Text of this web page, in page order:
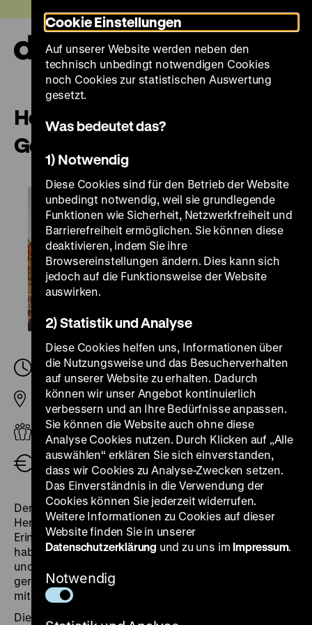
zum
Seiteninhalt
springen
Herbst ’89 - Kurzführung mit
Gespräch
Sonntag, 03. November 2024, 12.15-13.15 Uhr
Pei-Bau
Erwachsene
Eintritt frei
Den Mauerfall und die einschneidenden Ereignisse im
Herbst '89 haben viele Menschen in persönlicher
Erinnerung. Wo waren Sie am 9. November 1989? Wie
haben Sie diesen Tag und die Wochen davor erlebt
und verfolgt? Was würden Sie von Zeitzeug*innen
gerne erfahren, wenn Sie als jüngerer Mensch nicht
mit dabei waren?
Die Kurzführung durch „Roads not Taken. Oder: Es
Cookie Einstellungen
Auf unserer Website werden neben den
technisch unbedingt notwendigen Cookies
noch Cookies zur statistischen Auswertung
gesetzt.
Was bedeutet das?
1) Notwendig
Diese Cookies sind für den Betrieb der Website
unbedingt notwendig, weil sie grundlegende
Funktionen wie Sicherheit, Netzwerkfreiheit und
Barrierefreiheit ermöglichen. Sie können diese
deaktivieren, indem Sie ihre
Browsereinstellungen ändern. Dies kann sich
jedoch auf die Funktionsweise der Website
auswirken.
2) Statistik und Analyse
Diese Cookies helfen uns, Informationen über
die Nutzungsweise und das Besucherverhalten
auf unserer Website zu erhalten. Dadurch
können wir unser Angebot kontinuierlich
verbessern und an Ihre Bedürfnisse anpassen.
Sie können die Website auch ohne diese
Analyse Cookies nutzen. Durch Klicken auf „Alle
auswählen“ erklären Sie sich einverstanden,
dass wir Cookies zu Analyse-Zwecken setzen.
Das Einverständnis in die Verwendung der
Cookies können Sie jederzeit widerrufen.
Weitere Informationen zu Cookies auf dieser
Website finden Sie in unserer
Datenschutzerklärung und zu uns im Impressum.
Notwendig